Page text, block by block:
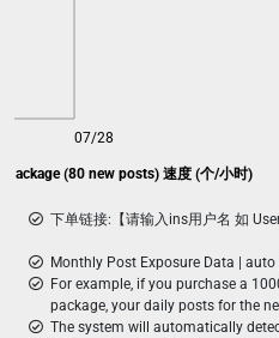
(80 new posts) 速度 (个/小时)
07/28
下单链接:【请输入ins用户名 如
Monthly Post Exposure Data |
For example, if you purchase a
package, your daily posts for the
The system will automatically